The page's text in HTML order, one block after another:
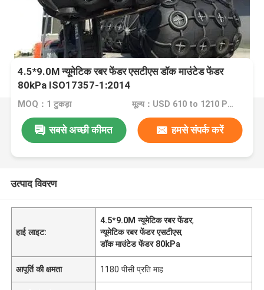
4.5*9.0M न्यूमेटिक रबर फेंडर एसटीएस डॉक माउंटेड फेंडर
80kPa ISO17357-1:2014
MOQ：1 टुकड़ा मूल्य：USD 610 to 1210 Per Piece
सबसे अच्छी कीमत हमसे संपर्क करें
उत्पाद विवरण
हाई लाइट:
4.5*9.0M न्यूमेटिक रबर फेंडर,
न्यूमेटिक रबर फेंडर एसटीएस,
डॉक माउंटेड फेंडर 80kPa
आपूर्ति की क्षमता 1180 पीसी प्रति माह